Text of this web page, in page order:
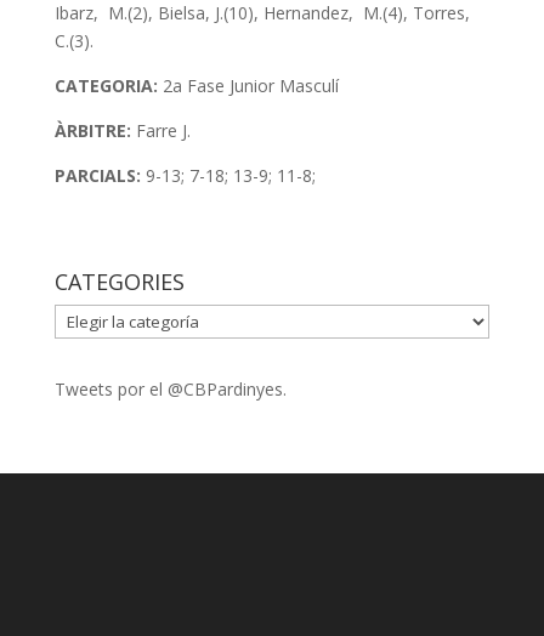
Ibarz, M.(2), Bielsa, J.(10), Hernandez, M.(4), Torres,
C.(3).
CATEGORIA: 2a Fase Junior Masculí
ÀRBITRE: Farre J.
PARCIALS: 9-13; 7-18; 13-9; 11-8;
CATEGORIES
CATEGORIES
Tweets por el @CBPardinyes.